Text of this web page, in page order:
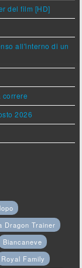
del film [HD]
all'interno di un
correre
2026
Dragon Trainer
Biancaneve
Royal Family